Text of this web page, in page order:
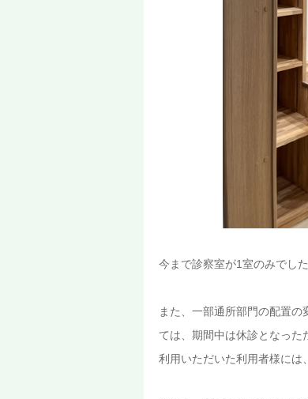
今まで診察室が1室のみでし
また、一部通所部門の配置
ては、期間中は休診となっ
利用いただいた利用者様には